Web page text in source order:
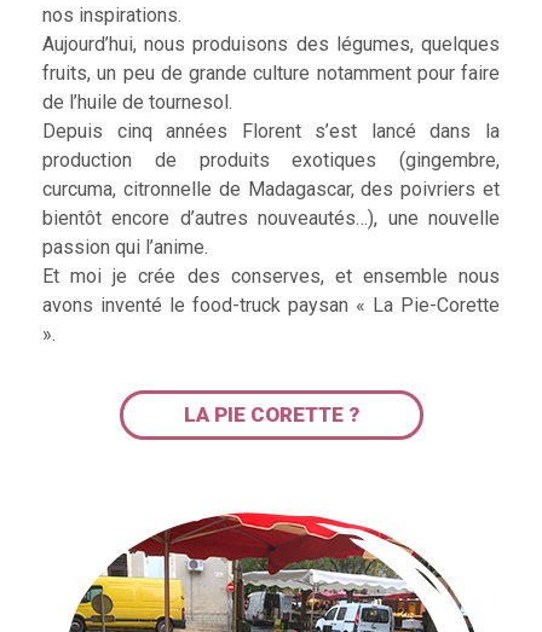
nos inspirations.
Aujourd’hui, nous produisons des légumes, quelques
fruits, un peu de grande culture notamment pour faire
de l’huile de tournesol.
Depuis cinq années Florent s’est lancé dans la
production de produits exotiques (gingembre,
curcuma, citronnelle de Madagascar, des poivriers et
bientôt encore d’autres nouveautés…), une nouvelle
passion qui l’anime.
Et moi je crée des conserves, et ensemble nous
avons inventé le food-truck paysan « La Pie-Corette
».
LA PIE CORETTE ?